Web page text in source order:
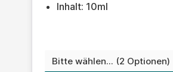
Inhalt: 10ml
Nikotinstärke